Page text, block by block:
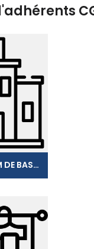
GIE CENTRE IRM DE BASSE-TERRE